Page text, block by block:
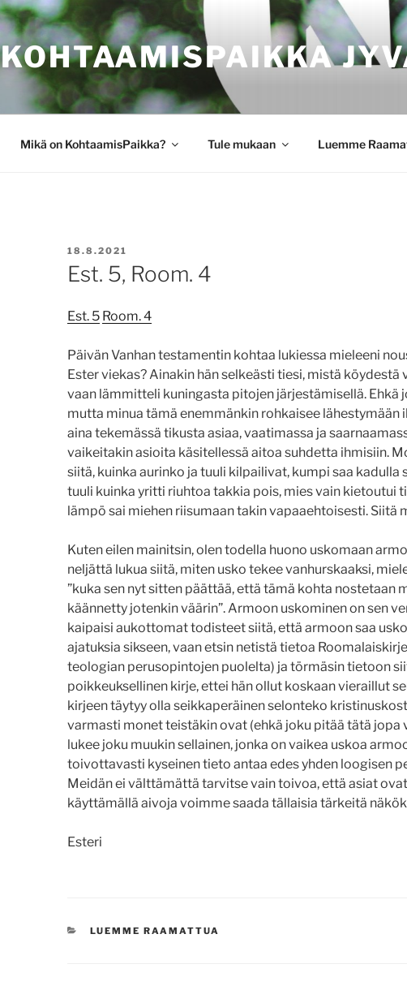
KOHTAAMISPAIKKA
Mikä on KohtaamisPaikka? Tule mukaan Luemme
JULKAISTU
18.8.2021
Est. 5, Room. 4
Est. 5 Room. 4
Päivän Vanhan testamentin kohtaa lukiessa mieleeni
Ester viekas? Ainakin hän selkeästi tiesi, mistä köydestä
vaan lämmitteli kuningasta pitojen järjestämisellä. Ehkä
mutta minua tämä enemmänkin rohkaisee lähestymään
aina tekemässä tikusta asiaa, vaatimassa ja
vaikeitakin asioita käsitellessä aitoa suhdetta ihmisiin.
siitä, kuinka aurinko ja tuuli kilpailivat, kumpi saa
tuuli kuinka yritti riuhtoa takkia pois, mies vain kietoutui
lämpö sai miehen riisumaan takin vapaaehtoisesti. Siitä
Kuten eilen mainitsin, olen todella huono uskomaan
neljättä lukua siitä, miten usko tekee vanhurskaaksi,
”kuka sen nyt sitten päättää, että tämä kohta nostetaan
käännetty jotenkin väärin”. Armoon uskominen on sen
kaipaisi aukottomat todisteet siitä, että armoon saa
ajatuksia sikseen, vaan etsin netistä tietoa
teologian perusopintojen puolelta) ja törmäsin tietoon
poikkeuksellinen kirje, ettei hän ollut koskaan vieraillut
kirjeen täytyy olla seikkaperäinen selonteko
varmasti monet teistäkin ovat (ehkä joku pitää tätä jopa
lukee joku muukin sellainen, jonka on vaikea uskoa
toivottavasti kyseinen tieto antaa edes yhden loogisen
Meidän ei välttämättä tarvitse vain toivoa, että asiat
käyttämällä aivoja voimme saada tällaisia tärkeitä
Esteri
KATEGORIAT
LUEMME RAAMATTUA